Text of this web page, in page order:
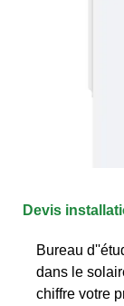
Devis
Bureau
dans le
chiffre votre